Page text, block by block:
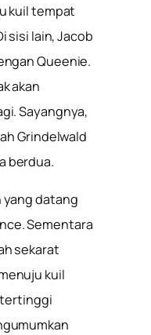
kuil tempat
sisi lain, Jacob
Queenie.
akan
Sayangnya,
Grindelwald
berdua.
datang
Sementara
sekarat
kuil